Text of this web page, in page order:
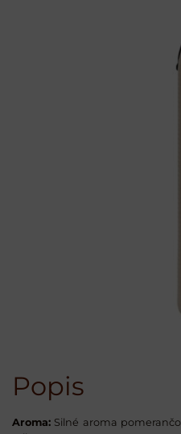
Popis
Aroma: Silné aroma